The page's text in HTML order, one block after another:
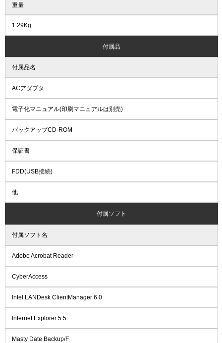
重量
1.29Kg
付属品
付属品名
ACアダプタ
電子化マニュアル(印刷マニュアルは別売)
バックアップCD-ROM
保証書
FDD(USB接続)
他
付属ソフト
付属ソフト名
Adobe Acrobat Reader
CyberAccess
Intel LANDesk ClientManager 6.0
Internet Explorer 5.5
Masty Date Backup/F